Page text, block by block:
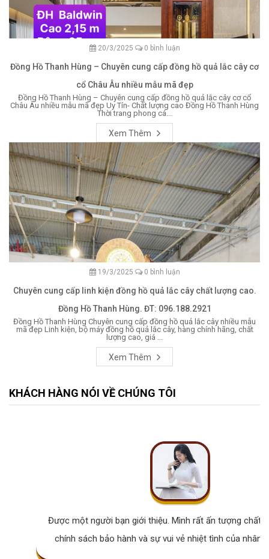
20/3/2025 0 bình luận
Đồng Hồ Thanh Hùng – Chuyên cung cấp đồng hồ quả lắc cây cơ
cổ Châu Âu nhiều mẫu mã đẹp
Đồng Hồ Thanh Hùng – Chuyên cung cấp đồng hồ quả lắc cây cơ cổ
Châu Âu nhiều mẫu mã đẹp Uy Tín- Chất lượng cao Đồng Hồ Thanh Hùng
Thời trang phong cá...
Xem Thêm
19/3/2025 0 bình luận
Chuyên cung cấp linh kiện đồng hồ quả lắc cây chất lượng cao.
Đồng Hồ Thanh Hùng. ĐT: 096.188.2921
Đồng Hồ Thanh Hùng Chuyên cung cấp đồng hồ quả lắc cây nhiều mẫu
mã đẹp Linh kiện, bộ máy đồng hồ quả lắc cây, hàng chính hãng, chất
lượng cao, giá ...
Xem Thêm
KHÁCH HÀNG NÓI VỀ CHÚNG TÔI
Được một người bạn giới thiệu. Mình rất ấn tượng chất
chính sách bảo hành và sự vui vẻ nhiệt tình của nhân